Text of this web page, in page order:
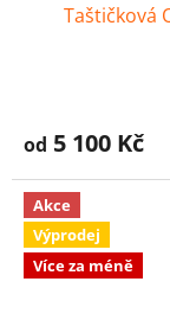
Taštičková
od 5 100 Kč
Akce
Výprodej
Více za méně